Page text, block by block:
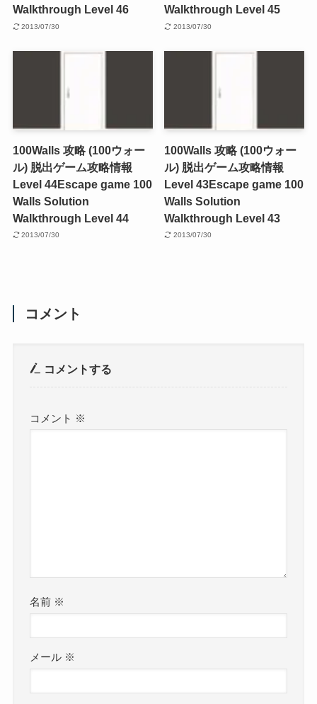
Walkthrough Level 46
2013/07/30
Walkthrough Level 45
2013/07/30
100Walls 攻略 (100ウォー
ル) 脱出ゲーム攻略情報
Level 44Escape game 100
Walls Solution
Walkthrough Level 44
2013/07/30
100Walls 攻略 (100ウォー
ル) 脱出ゲーム攻略情報
Level 43Escape game 100
Walls Solution
Walkthrough Level 43
2013/07/30
コメント
コメントする
コメント ※
名前 ※
メール ※